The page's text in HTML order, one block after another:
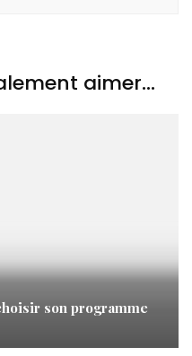
aimer...
son programme